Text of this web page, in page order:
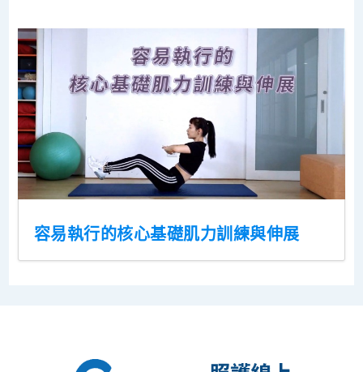
容易執行的核心基礎肌力訓練與伸展